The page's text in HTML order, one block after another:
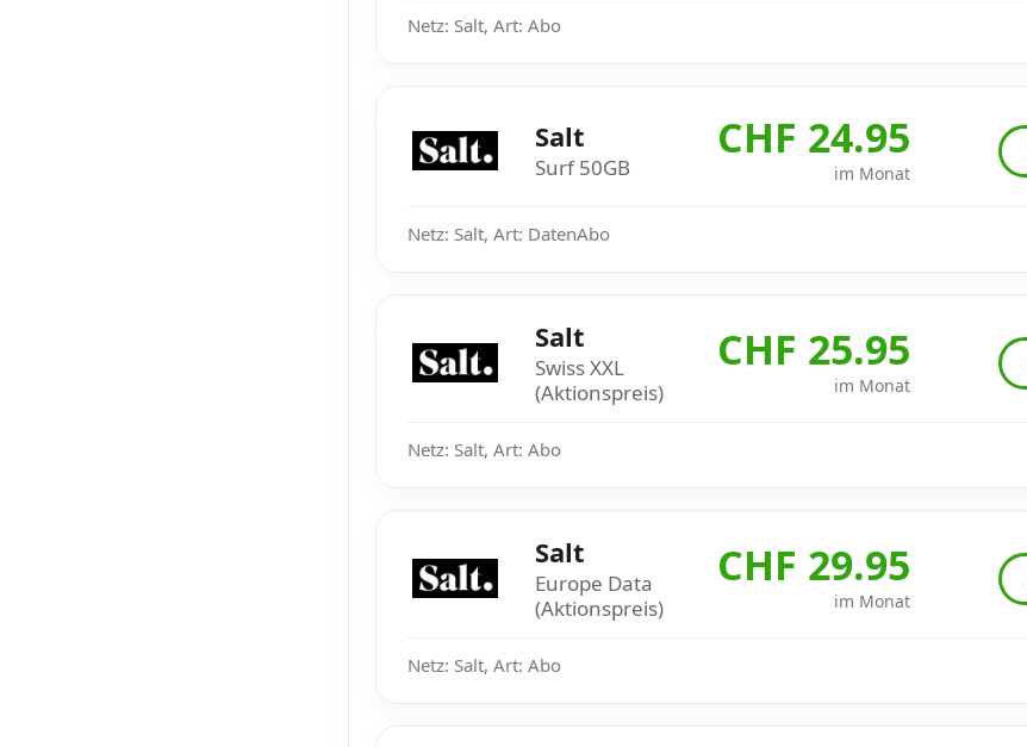
Netz: Salt, Art: Abo
Salt
Surf 50GB
CHF 24.95
im Monat
Netz: Salt, Art: DatenAbo
Salt
Swiss XXL
(Aktionspreis)
CHF 25.95
im Monat
Netz: Salt, Art: Abo
Salt
Europe Data
(Aktionspreis)
CHF 29.95
im Monat
Netz: Salt, Art: Abo